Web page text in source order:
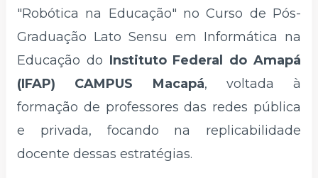
"Robótica na Educação" no Curso de Pós-
Graduação Lato Sensu em Informática na
Educação do Instituto Federal do Amapá
(IFAP) CAMPUS Macapá, voltada à
formação de professores das redes pública
e privada, focando na replicabilidade
docente dessas estratégias.